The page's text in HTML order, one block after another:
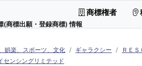
(商標出願・登録商標) 情報
商標権者
娯楽、スポーツ、文化 ギャラクシー
ＲＥ
センシングリミテッド